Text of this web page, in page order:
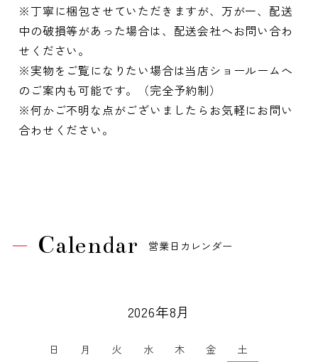
※丁寧に梱包させていただきますが、万が一、配送
中の破損等があった場合は、配送会社へお問い合わ
せください。
※実物をご覧になりたい場合は当店ショールームへ
のご案内も可能です。（完全予約制）
※何かご不明な点がございましたらお気軽にお問い
合わせください。
Calendar 営業日カレンダー
2026年8月
日 月 火 水 木 金
土